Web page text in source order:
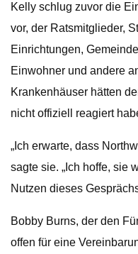
Kelly schlug zuvor die
vor, der Ratsmitglieder,
Einrichtungen,
Einwohner und andere
Krankenhäuser hätten
nicht offiziell reagiert
„Ich erwarte, dass
sagte sie. „Ich hoffe, sie
Nutzen dieses
Bobby Burns, der den
offen für eine